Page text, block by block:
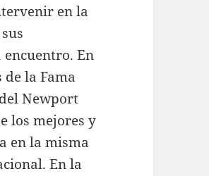
en la
En
la Fama
Newport
los mejores y
en la misma
En la